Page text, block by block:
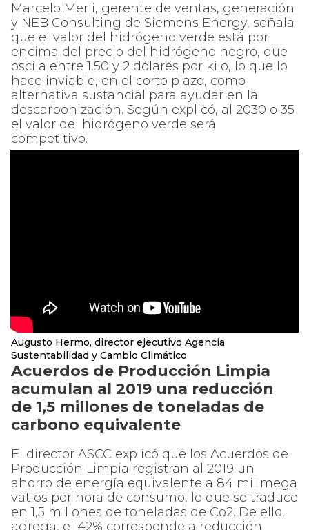
Marcelo Merli, gerente de ventas, generación
y NEB Consulting de Siemens Energy, señala
que el valor del hidrógeno verde está por
encima del precio del hidrógeno negro, que
oscila entre 1,50 y 2 dólares por kilo, lo que lo
hace inviable, en el corto plazo, como
alternativa sustancial para ayudar en la
descarbonización. Según explicó, al 2030 o 35
el valor del hidrógeno verde será
competitivo.
Augusto Hermo, director ejecutivo Agencia
Sustentabilidad y Cambio Climático
Acuerdos de Producción Limpia
acumulan al 2019 una reducción
de 1,5 millones de toneladas de
carbono equivalente
El director ASCC explicó que los Acuerdos de
Producción Limpia registran al 2019 un
ahorro de energía equivalente a 84 mil mega
vatios por hora de consumo, lo que se traduce
en 1,5 millones de toneladas de Co2. De ello,
agrega, el 42% corresponde a reducción